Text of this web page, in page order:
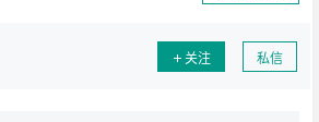
关注 私信